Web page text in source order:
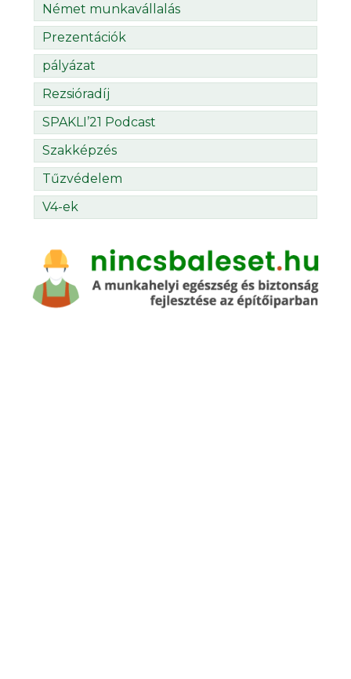
Német munkavállalás
Prezentációk
pályázat
Rezsióradíj
SPAKLI’21 Podcast
Szakképzés
Tűzvédelem
V4-ek